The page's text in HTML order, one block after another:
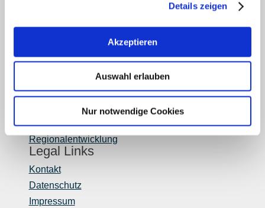
Details zeigen
Akzeptieren
Auswahl erlauben
Nur notwendige Cookies
Mediendatenbank Rheinhessen
Region Rheinhessen
Über uns
Rheinhessen AUSGEZEICHNET
Reiseführer
Newsletter
Regionalentwicklung
Legal Links
Kontakt
Datenschutz
Impressum